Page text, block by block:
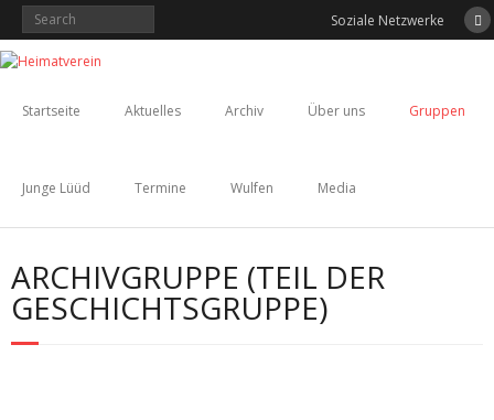
Skip
content
Soziale Netzwerke
Startseite Aktuelles Archiv Über uns Gruppen
Junge Lüüd Termine Wulfen Media
ARCHIVGRUPPE (TEIL DER
GESCHICHTSGRUPPE)